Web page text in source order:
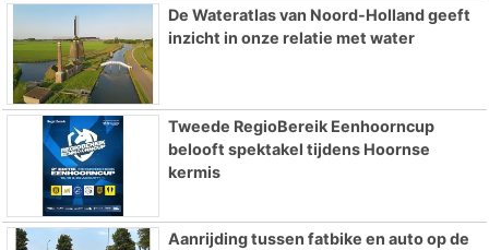
De Wateratlas van Noord-Holland geeft
inzicht in onze relatie met water
Tweede RegioBereik Eenhoorncup
belooft spektakel tijdens Hoornse
kermis
Aanrijding tussen fatbike en auto op de